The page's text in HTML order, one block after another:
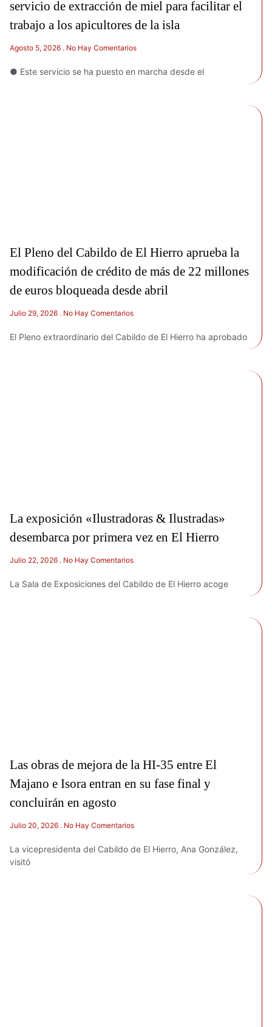
servicio de extracción de miel para facilitar el
trabajo a los apicultores de la isla
Agosto 5, 2026 No Hay Comentarios
● Este servicio se ha puesto en marcha desde el
El Pleno del Cabildo de El Hierro aprueba la
modificación de crédito de más de 22 millones
de euros bloqueada desde abril
Julio 29, 2026 No Hay Comentarios
El Pleno extraordinario del Cabildo de El Hierro ha aprobado
La exposición «Ilustradoras & Ilustradas»
desembarca por primera vez en El Hierro
Julio 22, 2026 No Hay Comentarios
La Sala de Exposiciones del Cabildo de El Hierro acoge
Las obras de mejora de la HI-35 entre El
Majano e Isora entran en su fase final y
concluirán en agosto
Julio 20, 2026 No Hay Comentarios
La vicepresidenta del Cabildo de El Hierro, Ana González,
visitó